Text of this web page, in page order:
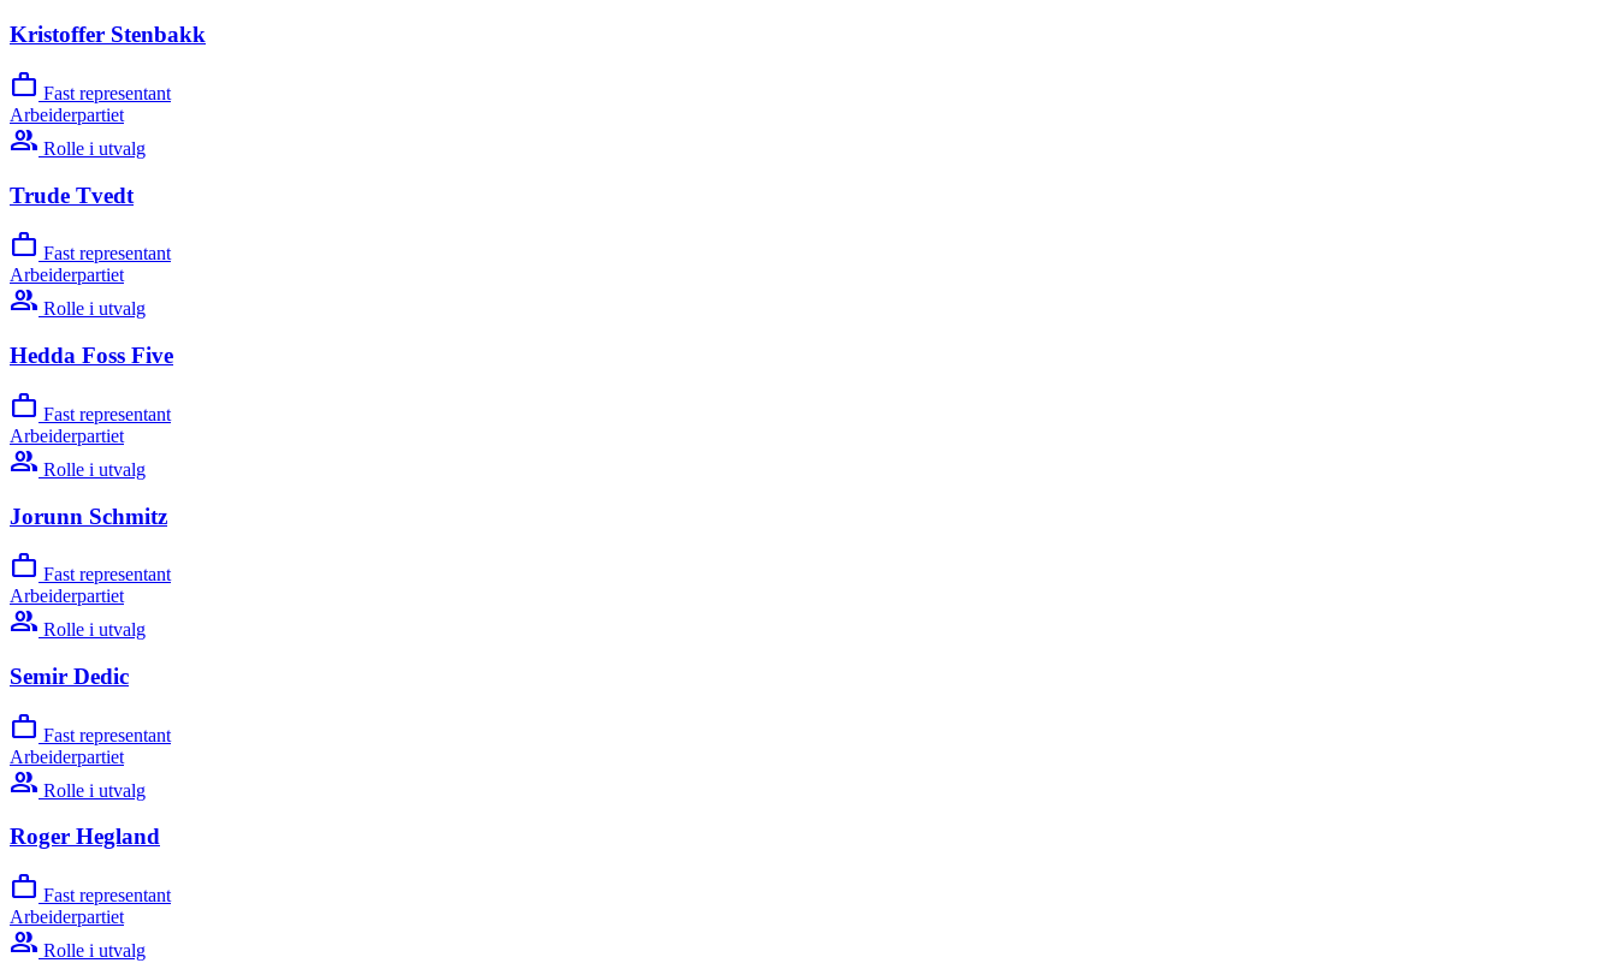
Kristoffer Stenbakk
work Fast representant
Arbeiderpartiet
group Rolle i utvalg
Trude Tvedt
work Fast representant
Arbeiderpartiet
group Rolle i utvalg
Hedda Foss Five
work Fast representant
Arbeiderpartiet
group Rolle i utvalg
Jorunn Schmitz
work Fast representant
Arbeiderpartiet
group Rolle i utvalg
Semir Dedic
work Fast representant
Arbeiderpartiet
group Rolle i utvalg
Roger Hegland
work Fast representant
Arbeiderpartiet
group Rolle i utvalg